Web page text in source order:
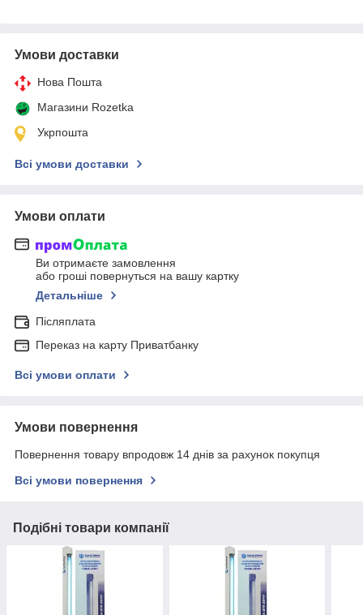
Умови доставки
Нова Пошта
Магазини Rozetka
Укрпошта
Всі умови доставки
Умови оплати
Ви отримаєте замовлення
або гроші повернуться на вашу картку
Детальніше
Післяплата
Переказ на карту Приватбанку
Всі умови оплати
Умови повернення
Повернення товару впродовж 14 днів за рахунок покупця
Всі умови повернення
Подібні товари компанії